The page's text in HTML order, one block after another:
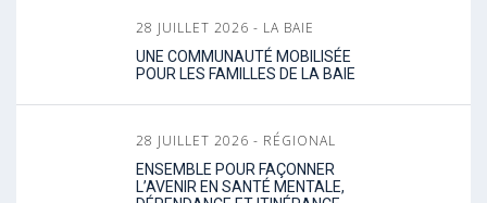
28 JUILLET 2026 - LA BAIE
UNE COMMUNAUTÉ MOBILISÉE
POUR LES FAMILLES DE LA BAIE
28 JUILLET 2026 - RÉGIONAL
ENSEMBLE POUR FAÇONNER
L’AVENIR EN SANTÉ MENTALE,